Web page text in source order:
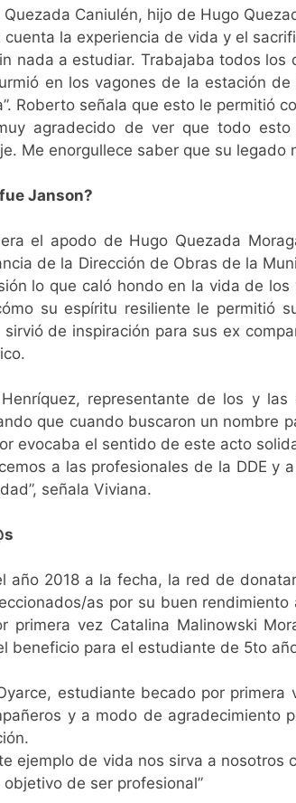
Quezada Caniulén, hijo de Hugo
cuenta la experiencia de vida y el
nada a estudiar. Trabajaba todos
en los vagones de la estación
Roberto señala que esto le permitió
agradecido de ver que todo
Me enorgullece saber que su legado
Janson?
el apodo de Hugo Quezada
de la Dirección de Obras de la
lo que caló hondo en la vida de
su espíritu resiliente le permitió
sirvió de inspiración para sus ex
representante de los y
que cuando buscaron un nombre
evocaba el sentido de este acto
a las profesionales de la DDE
señala Viviana.
año 2018 a la fecha, la red de
as por su buen
primera vez Catalina Malinowski
beneficio para el estudiante de 5to
estudiante becado por
y a modo de agradecimiento
ejemplo de vida nos sirva a
objetivo de ser profesional”